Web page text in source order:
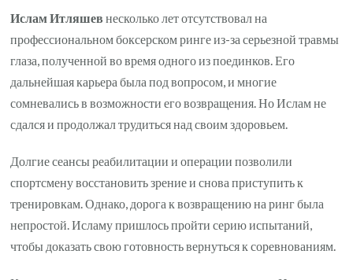
Ислам Итляшев несколько лет отсутствовал на
профессиональном боксерском ринге из-за серьезной травмы
глаза, полученной во время одного из поединков. Его
дальнейшая карьера была под вопросом, и многие
сомневались в возможности его возвращения. Но Ислам не
сдался и продолжал трудиться над своим здоровьем.
Долгие сеансы реабилитации и операции позволили
спортсмену восстановить зрение и снова приступить к
тренировкам. Однако, дорога к возвращению на ринг была
непростой. Исламу пришлось пройти серию испытаний,
чтобы доказать свою готовность вернуться к соревнованиям.